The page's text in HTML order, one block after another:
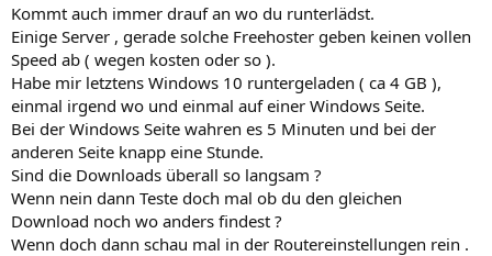
Kommt auch immer drauf an wo du runterlädst.
Einige Server , gerade solche Freehoster geben keinen vollen
Speed ab ( wegen kosten oder so ).
Habe mir letztens Windows 10 runtergeladen ( ca 4 GB ),
einmal irgend wo und einmal auf einer Windows Seite.
Bei der Windows Seite wahren es 5 Minuten und bei der
anderen Seite knapp eine Stunde.
Sind die Downloads überall so langsam ?
Wenn nein dann Teste doch mal ob du den gleichen
Download noch wo anders findest ?
Wenn doch dann schau mal in der Routereinstellungen rein .